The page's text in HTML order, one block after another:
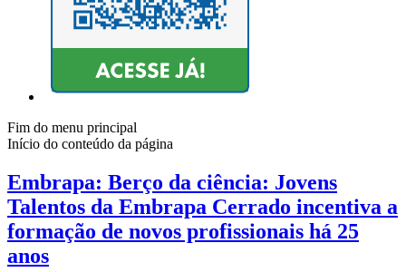
Fim do menu principal
Início do conteúdo da página
Embrapa: Berço da ciência: Jovens
Talentos da Embrapa Cerrado incentiva a
formação de novos profissionais há 25
anos